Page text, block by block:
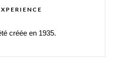
créée en 1935.